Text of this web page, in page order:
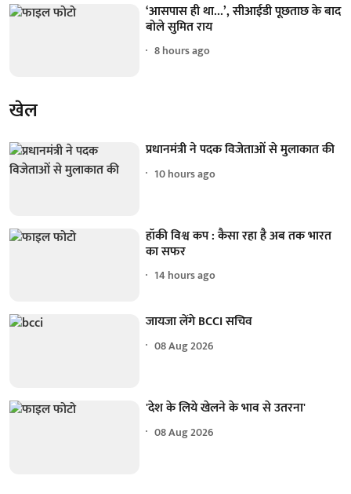
‘आसपास ही था...’, सीआईडी पूछताछ के बाद
बोले सुमित राय
8 hours ago
खेल
प्रधानमंत्री ने पदक विजेताओं से मुलाकात की
10 hours ago
हॉकी विश्व कप : कैसा रहा है अब तक भारत
का सफर
14 hours ago
जायजा लेंगे BCCI सचिव
08 Aug 2026
'देश के लिये खेलने के भाव से उतरना'
08 Aug 2026